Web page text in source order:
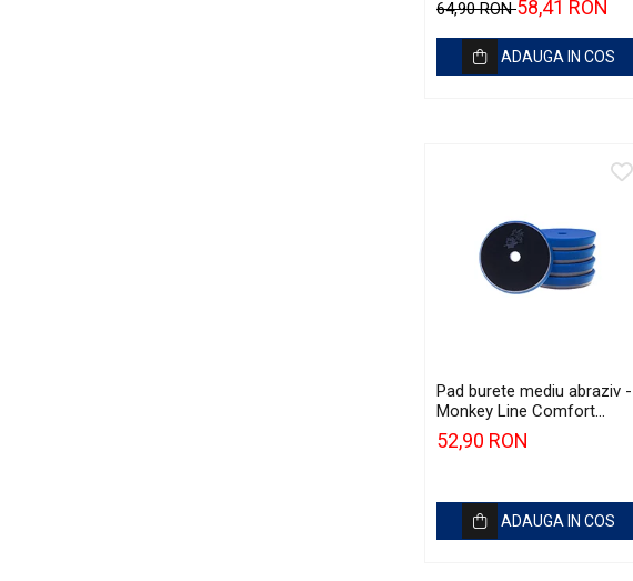
64,90 RON58,41 RON
ADAUGA IN COS
Pad burete mediu abraziv -
Monkey Line Comfort
125mm (5") Medium
Polishing
52,90 RON
ADAUGA IN COS